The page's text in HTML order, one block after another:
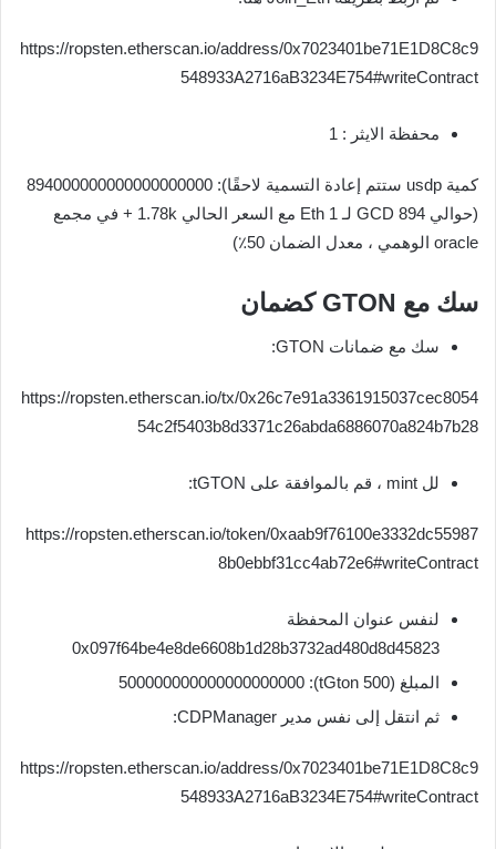
https://ropsten.etherscan.io/address/0x7023401be71E1D8C8c9
548933A2716aB3234E754#writeContract
محفظة الايثر : 1
كمية usdp ستتم إعادة التسمية لاحقًا): 894000000000000000000
(حوالي 894 GCD لـ 1 Eth مع السعر الحالي 1.78k + في مجمع
oracle الوهمي ، معدل الضمان 50٪)
سك مع GTON كضمان
سك مع ضمانات GTON:
https://ropsten.etherscan.io/tx/0x26c7e91a3361915037cec8054
54c2f5403b8d3371c26abda6886070a824b7b28
لل mint ، قم بالموافقة على tGTON:
https://ropsten.etherscan.io/token/0xaab9f76100e3332dc55987
8b0ebbf31cc4ab72e6#writeContract
لنفس عنوان المحفظة
0x097f64be4e8de6608b1d28b3732ad480d8d45823
المبلغ (500 tGton): 500000000000000000000
ثم انتقل إلى نفس مدير CDPManager:
https://ropsten.etherscan.io/address/0x7023401be71E1D8C8c9
548933A2716aB3234E754#writeContract